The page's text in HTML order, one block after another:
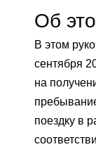
Об
В этом
сентября
на
поездку в